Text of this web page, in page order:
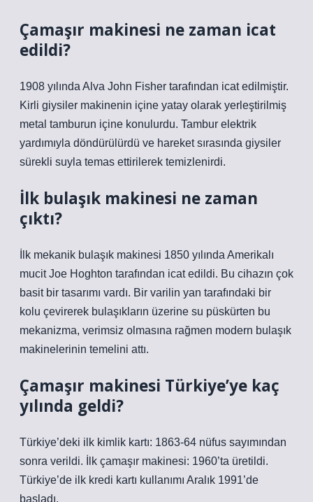
Çamaşır makinesi ne zaman icat
edildi?
1908 yılında Alva John Fisher tarafından icat edilmiştir.
Kirli giysiler makinenin içine yatay olarak yerleştirilmiş
metal tamburun içine konulurdu. Tambur elektrik
yardımıyla döndürülürdü ve hareket sırasında giysiler
sürekli suyla temas ettirilerek temizlenirdi.
İlk bulaşık makinesi ne zaman
çıktı?
İlk mekanik bulaşık makinesi 1850 yılında Amerikalı
mucit Joe Hoghton tarafından icat edildi. Bu cihazın çok
basit bir tasarımı vardı. Bir varilin yan tarafındaki bir
kolu çevirerek bulaşıkların üzerine su püskürten bu
mekanizma, verimsiz olmasına rağmen modern bulaşık
makinelerinin temelini attı.
Çamaşır makinesi Türkiye’ye kaç
yılında geldi?
Türkiye’deki ilk kimlik kartı: 1863-64 nüfus sayımından
sonra verildi. İlk çamaşır makinesi: 1960’ta üretildi.
Türkiye’de ilk kredi kartı kullanımı Aralık 1991’de
başladı.